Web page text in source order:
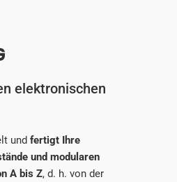
elektronischen
undfertigt Ihre
und modularen
A bis Z, d. h. von der